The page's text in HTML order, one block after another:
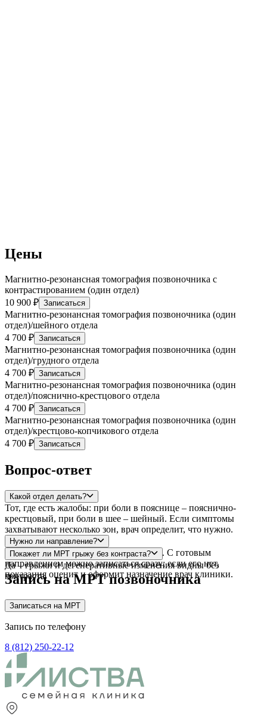
Цены
Магнитно-резонансная томография позвоночника с
контрастированием (один отдел)
10 900 ₽ Записаться
Магнитно-резонансная томография позвоночника (один
отдел)/шейного отдела
4 700 ₽ Записаться
Магнитно-резонансная томография позвоночника (один
отдел)/грудного отдела
4 700 ₽ Записаться
Магнитно-резонансная томография позвоночника (один
отдел)/пояснично-крестцового отдела
4 700 ₽ Записаться
Магнитно-резонансная томография позвоночника (один
отдел)/крестцово-копчикового отдела
4 700 ₽ Записаться
Вопрос-ответ
Какой отдел делать?
Тот, где есть жалобы: при боли в пояснице – пояснично-
крестцовый, при боли в шее – шейный. Если симптомы
захватывают несколько зон, врач определит, что нужно.
Нужно ли направление?
МРТ проводится по назначению врача. С готовым
направлением можно записаться сразу; если его нет,
показания оценит и оформит назначение врач клиники.
Покажет ли МРТ грыжу без контраста?
Да – грыжи и дегенеративные изменения видны без
контраста.
Запись на МРТ позвоночника
Записаться на МРТ
Запись по телефону
8 (812) 250-22-12